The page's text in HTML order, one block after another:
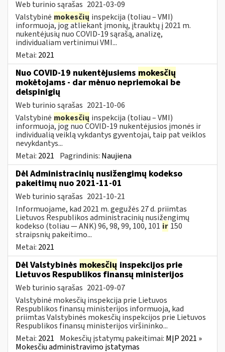
Web turinio sąrašas 2021-03-09
Valstybinė mokesčių inspekcija (toliau – VMI)
informuoja, jog atliekant įmonių, įtrauktų į 2021 m.
nukentėjusių nuo COVID-19 sąrašą, analizę,
individualiam vertinimui VMI...
Metai: 2021
Nuo COVID-19 nukentėjusiems mokesčių
mokėtojams - dar mėnuo nepriemokai be
delspinigių
Web turinio sąrašas 2021-10-06
Valstybinė mokesčių inspekcija (toliau – VMI)
informuoja, jog nuo COVID-19 nukentėjusios įmonės ir
individualią veiklą vykdantys gyventojai, taip pat veiklos
nevykdantys...
Metai: 2021 Pagrindinis: Naujiena
Dėl Administracinių nusižengimų kodekso
pakeitimų nuo 2021-11-01
Web turinio sąrašas 2021-10-21
Informuojame, kad 2021 m. gegužės 27 d. priimtas
Lietuvos Respublikos administracinių nusižengimų
kodekso (toliau — ANK) 96, 98, 99, 100, 101 ir 150
straipsnių pakeitimo...
Metai: 2021
Dėl Valstybinės mokesčių inspekcijos prie
Lietuvos Respublikos finansų ministerijos
Web turinio sąrašas 2021-09-07
Valstybinė mokesčių inspekcija prie Lietuvos
Respublikos finansų ministerijos informuoja, kad
priimtas Valstybinės mokesčių inspekcijos prie Lietuvos
Respublikos finansų ministerijos viršininko...
Metai: 2021 Mokesčių įstatymų pakeitimai: MĮP 2021 »
Mokesčiu administravimo įstatymas